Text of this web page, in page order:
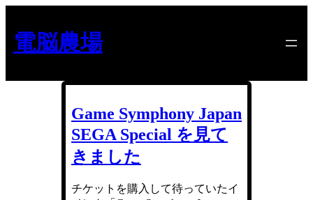
を
ス
ッ
電脳農場
Game Symphony Japan
SEGA Special を見て
きました
チケットを購入して待っていたイ